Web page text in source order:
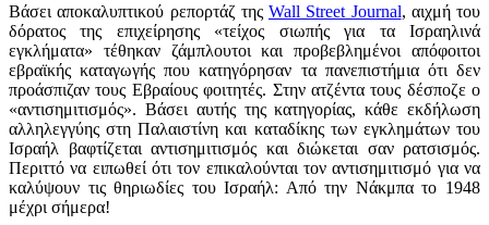
Βάσει αποκαλυπτικού ρεπορτάζ της Wall Street Journal, αιχμή του
δόρατος της επιχείρησης «τείχος σιωπής για τα Ισραηλινά
εγκλήματα» τέθηκαν ζάμπλουτοι και προβεβλημένοι απόφοιτοι
εβραϊκής καταγωγής που κατηγόρησαν τα πανεπιστήμια ότι δεν
προάσπιζαν τους Εβραίους φοιτητές. Στην ατζέντα τους δέσποζε ο
«αντισημιτισμός». Βάσει αυτής της κατηγορίας, κάθε εκδήλωση
αλληλεγγύης στη Παλαιστίνη και καταδίκης των εγκλημάτων του
Ισραήλ βαφτίζεται αντισημιτισμός και διώκεται σαν ρατσισμός.
Περιττό να ειπωθεί ότι τον επικαλούνται τον αντισημιτισμό για να
καλύψουν τις θηριωδίες του Ισραήλ: Από την Νάκμπα το 1948
μέχρι σήμερα!